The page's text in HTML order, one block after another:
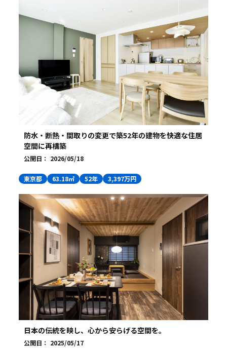
防水・断熱・間取りの変更で築52年の建物を快適な住居
空間に再構築
公開日： 2026/05/18
東京都 63.18㎡ 52年 3,397万円
日本の伝統を映し、心から安らげる空間を。
公開日： 2025/05/17